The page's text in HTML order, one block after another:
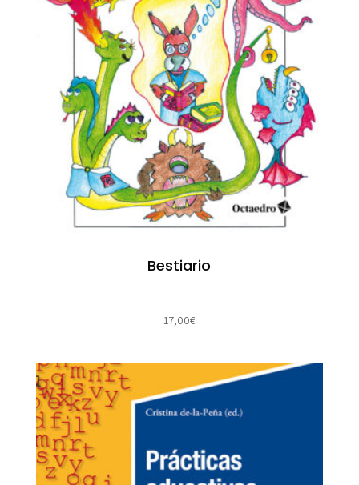
Bestiario
17,00€